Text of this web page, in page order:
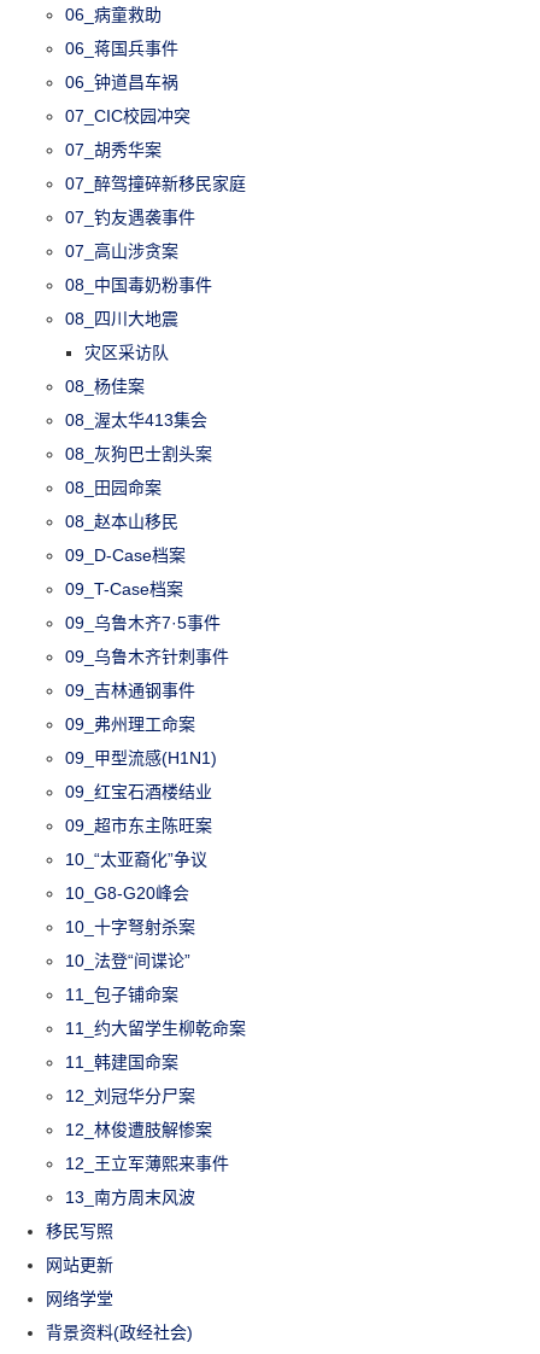
06_病童救助
06_蒋国兵事件
06_钟道昌车祸
07_CIC校园冲突
07_胡秀华案
07_醉驾撞碎新移民家庭
07_钓友遇袭事件
07_高山涉贪案
08_中国毒奶粉事件
08_四川大地震
灾区采访队
08_杨佳案
08_渥太华413集会
08_灰狗巴士割头案
08_田园命案
08_赵本山移民
09_D-Case档案
09_T-Case档案
09_乌鲁木齐7·5事件
09_乌鲁木齐针刺事件
09_吉林通钢事件
09_弗州理工命案
09_甲型流感(H1N1)
09_红宝石酒楼结业
09_超市东主陈旺案
10_“太亚裔化”争议
10_G8-G20峰会
10_十字弩射杀案
10_法登“间谍论”
11_包子铺命案
11_约大留学生柳乾命案
11_韩建国命案
12_刘冠华分尸案
12_林俊遭肢解惨案
12_王立军薄熙来事件
13_南方周末风波
移民写照
网站更新
网络学堂
背景资料(政经社会)